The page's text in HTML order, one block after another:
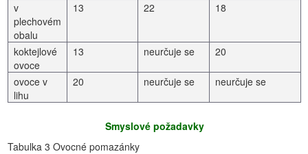
v
plechovém
obalu
13 22 18
koktejlové
ovoce
13 neurčuje se 20
ovoce v
lihu
20 neurčuje se neurčuje se
Smyslové požadavky
Tabulka 3 Ovocné pomazánky